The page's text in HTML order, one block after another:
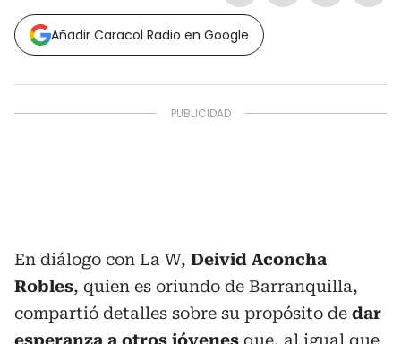
Añadir Caracol Radio en Google
En diálogo con La W, Deivid Aconcha
Robles, quien es oriundo de Barranquilla,
compartió detalles sobre su propósito de dar
esperanza a otros jóvenes que, al igual que